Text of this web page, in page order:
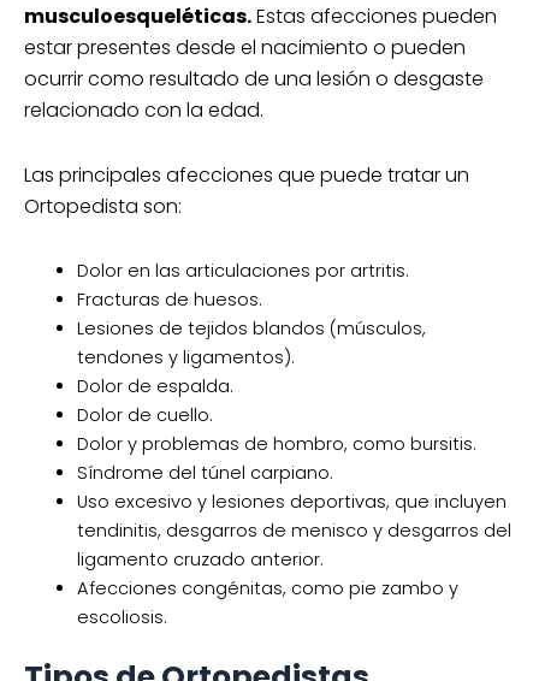
musculoesqueléticas.Estas afecciones pueden
estar presentes desde el nacimiento o pueden
ocurrir como resultado de una lesión o desgaste
relacionado con la edad.
Las principales afecciones que puede tratar un
Ortopedista son:
Dolor en las articulaciones por artritis.
Fracturas de huesos.
Lesiones de tejidos blandos (músculos,
tendones y ligamentos).
Dolor de espalda.
Dolor de cuello.
Dolor y problemas de hombro, como bursitis.
Síndrome del túnel carpiano.
Uso excesivo y lesiones deportivas, que incluyen
tendinitis, desgarros de menisco y desgarros del
ligamento cruzado anterior.
Afecciones congénitas, como pie zambo y
escoliosis.